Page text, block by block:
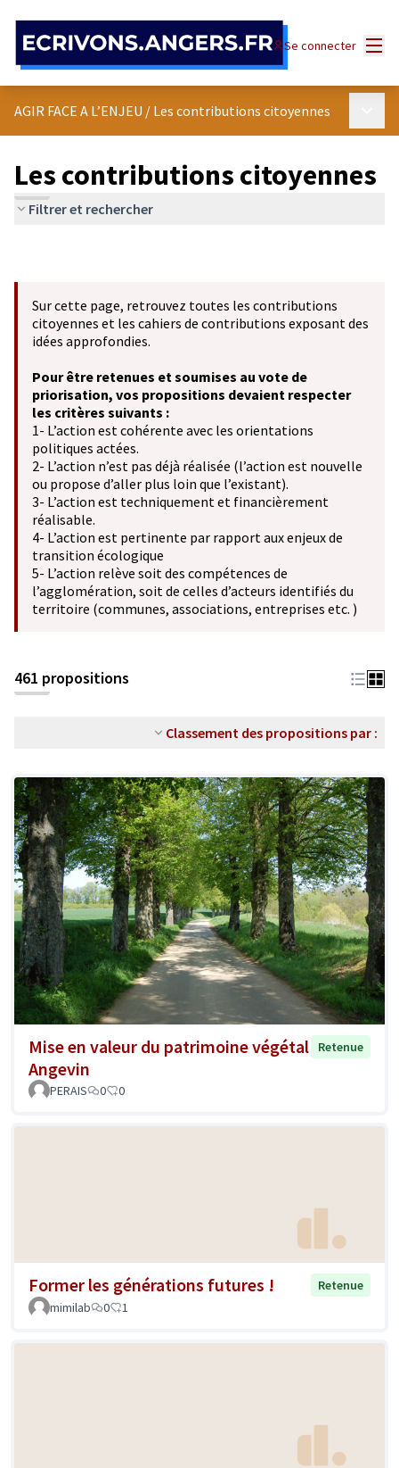
Se connecter
AGIR FACE A L’ENJEU / Les contributions citoyennes
Les contributions citoyennes
Filtrer et rechercher
Sur cette page, retrouvez toutes les contributions
citoyennes et les cahiers de contributions exposant des
idées approfondies.
Pour être retenues et soumises au vote de
priorisation, vos propositions devaient respecter
les critères suivants :
1- L’action est cohérente avec les orientations
politiques actées.
2- L’action n’est pas déjà réalisée (l’action est nouvelle
ou propose d’aller plus loin que l’existant).
3- L’action est techniquement et financièrement
réalisable.
4- L’action est pertinente par rapport aux enjeux de
transition écologique
5- L’action relève soit des compétences de
l’agglomération, soit de celles d’acteurs identifiés du
territoire (communes, associations, entreprises etc. )
461 propositions
Classement des propositions par :
Mise en valeur du patrimoine végétal
Angevin
Retenue
PERAIS 0 0
Former les générations futures !
Retenue
mimilab
0 1